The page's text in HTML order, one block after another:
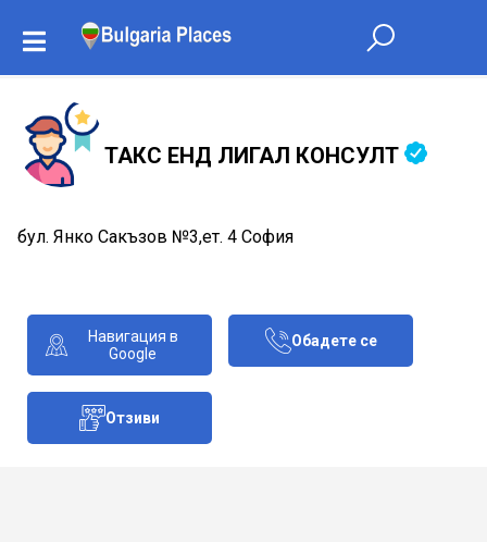
ТАКС ЕНД ЛИГАЛ КОНСУЛТ
бул. Янко Сакъзов №3,ет. 4 София
Навигация в
Google
Обадете се
Отзиви